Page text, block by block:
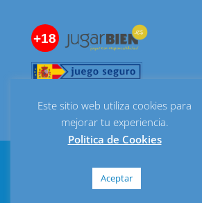
+18
Despacho de Lotería
Este sitio web utiliza cookies para
mejorar tu experiencia.
Politica de Cookies
Aceptar